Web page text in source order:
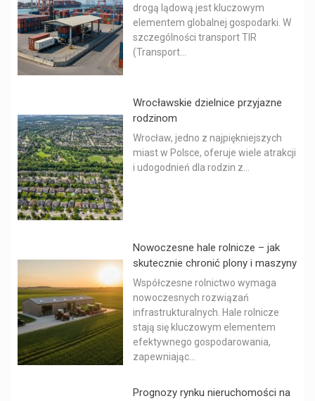
drogą lądową jest kluczowym
elementem globalnej gospodarki. W
szczególności transport TIR
(Transport...
Wrocławskie dzielnice przyjazne
rodzinom
Wrocław, jedno z najpiękniejszych
miast w Polsce, oferuje wiele atrakcji
i udogodnień dla rodzin z...
Nowoczesne hale rolnicze – jak
skutecznie chronić plony i maszyny
Współczesne rolnictwo wymaga
nowoczesnych rozwiązań
infrastrukturalnych. Hale rolnicze
stają się kluczowym elementem
efektywnego gospodarowania,
zapewniając...
Prognozy rynku nieruchomości na